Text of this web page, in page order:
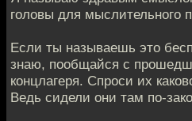
головы для мыслительного
Если ты называешь это
знаю, пообщайся с
концлагеря. Спроси их
Ведь сидели они там по-